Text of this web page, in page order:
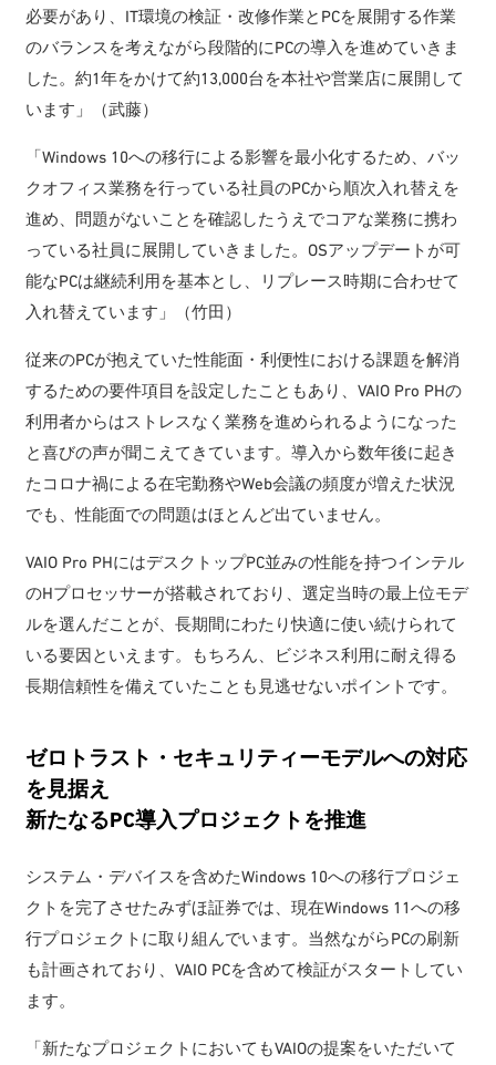
必要があり、IT環境の検証・改修作業とPCを展開する作業
のバランスを考えながら段階的にPCの導入を進めていきま
した。約1年をかけて約13,000台を本社や営業店に展開して
います」（武藤）
「Windows 10への移行による影響を最小化するため、バッ
クオフィス業務を行っている社員のPCから順次入れ替えを
進め、問題がないことを確認したうえでコアな業務に携わ
っている社員に展開していきました。OSアップデートが可
能なPCは継続利用を基本とし、リプレース時期に合わせて
入れ替えています」（竹田）
従来のPCが抱えていた性能面・利便性における課題を解消
するための要件項目を設定したこともあり、VAIO Pro PHの
利用者からはストレスなく業務を進められるようになった
と喜びの声が聞こえてきています。導入から数年後に起き
たコロナ禍による在宅勤務やWeb会議の頻度が増えた状況
でも、性能面での問題はほとんど出ていません。
VAIO Pro PHにはデスクトップPC並みの性能を持つインテル
のHプロセッサーが搭載されており、選定当時の最上位モデ
ルを選んだことが、長期間にわたり快適に使い続けられて
いる要因といえます。もちろん、ビジネス利用に耐え得る
長期信頼性を備えていたことも見逃せないポイントです。
ゼロトラスト・セキュリティーモデルへの対応
を見据え
新たなるPC導入プロジェクトを推進
システム・デバイスを含めたWindows 10への移行プロジェ
クトを完了させたみずほ証券では、現在Windows 11への移
行プロジェクトに取り組んでいます。当然ながらPCの刷新
も計画されており、VAIO PCを含めて検証がスタートしてい
ます。
「新たなプロジェクトにおいてもVAIOの提案をいただいて